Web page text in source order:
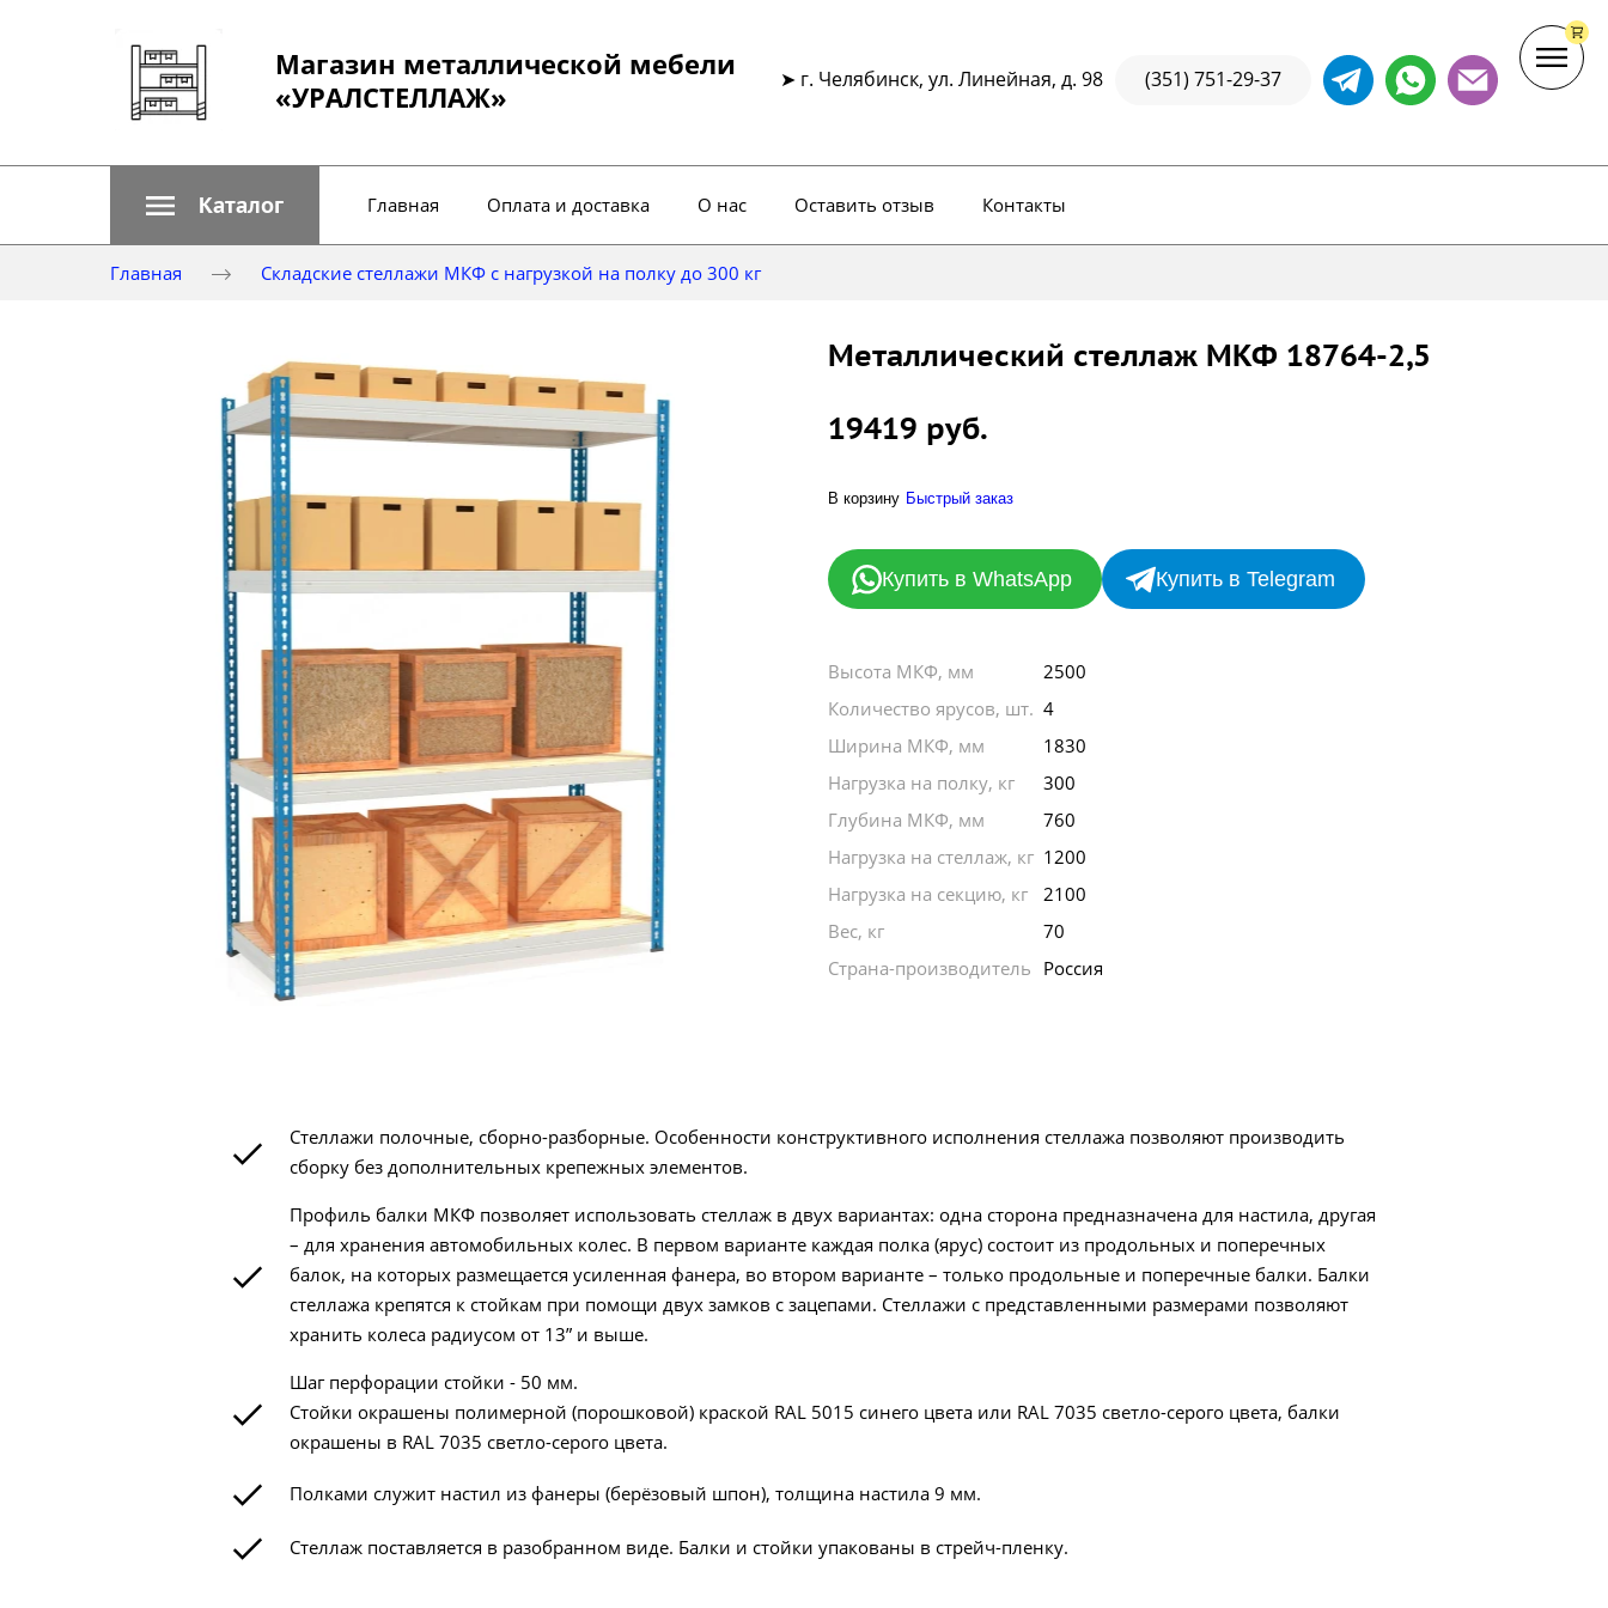
Магазин металлической мебели
«УРАЛСТЕЛЛАЖ»
(351) 751-29-37
➤ г. Челябинск, ул. Линейная, д. 98
Каталог Главная Оплата и доставка О нас Оставить отзыв Контакты
Главная Складские стеллажи МКФ с нагрузкой на полку до 300 кг
Металлический стеллаж МКФ 18764-2,5
19419 руб.
В корзину Быстрый заказ
Купить в WhatsApp Купить в Telegram
Высота МКФ, мм
2500
Количество ярусов, шт. 4
Ширина МКФ, мм
1830
Нагрузка на полку, кг
300
Глубина МКФ, мм
760
Нагрузка на стеллаж, кг 1200
Нагрузка на секцию, кг
2100
Вес, кг
70
Страна-производитель Россия
Стеллажи полочные, сборно-разборные. Особенности конструктивного исполнения стеллажа позволяют производить
сборку без дополнительных крепежных элементов.
Профиль балки МКФ позволяет использовать стеллаж в двух вариантах: одна сторона предназначена для настила, другая
– для хранения автомобильных колес. В первом варианте каждая полка (ярус) состоит из продольных и поперечных
балок, на которых размещается усиленная фанера, во втором варианте – только продольные и поперечные балки. Балки
стеллажа крепятся к стойкам при помощи двух замков с зацепами. Стеллажи с представленными размерами позволяют
хранить колеса радиусом от 13” и выше.
Шаг перфорации стойки - 50 мм.
Стойки окрашены полимерной (порошковой) краской RAL 5015 синего цвета или RAL 7035 светло-серого цвета, балки
окрашены в RAL 7035 светло-серого цвета.
Полками служит настил из фанеры (берёзовый шпон), толщина настила 9 мм.
Стеллаж поставляется в разобранном виде. Балки и стойки упакованы в стрейч-пленку.